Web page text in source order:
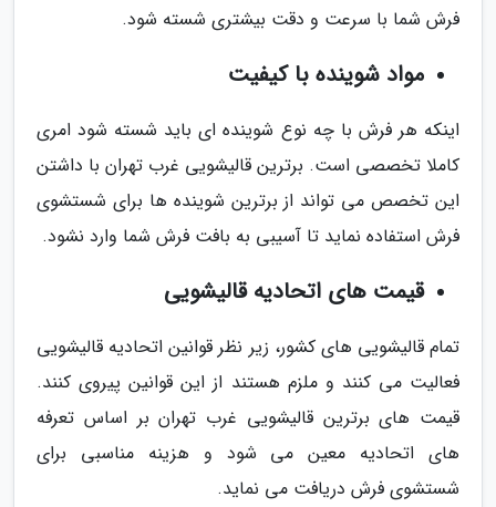
فرش شما با سرعت و دقت بیشتری شسته شود.
مواد شوینده با کیفیت
اینکه هر فرش با چه نوع شوینده ای باید شسته شود امری
کاملا تخصصی است. برترین قالیشویی غرب تهران با داشتن
این تخصص می تواند از برترین شوینده ها برای شستشوی
فرش استفاده نماید تا آسیبی به بافت فرش شما وارد نشود.
قیمت های اتحادیه قالیشویی
تمام قالیشویی های کشور، زیر نظر قوانین اتحادیه قالیشویی
فعالیت می کنند و ملزم هستند از این قوانین پیروی کنند.
قیمت های برترین قالیشویی غرب تهران بر اساس تعرفه
های اتحادیه معین می شود و هزینه مناسبی برای
شستشوی فرش دریافت می نماید.